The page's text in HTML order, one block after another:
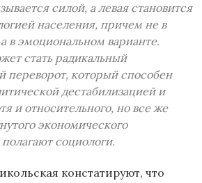
силой, а левая становится
населения, причем не в
в эмоциональном варианте.
стать радикальный
переворот, который способен
дестабилизацией и
и относительного, но все же
экономического
социологи.
констатируют, что